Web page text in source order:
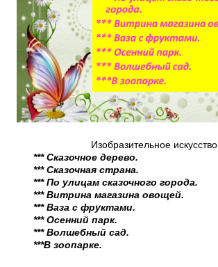
Изобразительное искусство.
*** Сказочное дерево.
*** Сказочная страна.
*** По улицам сказочного города.
*** Витрина магазина овощей.
*** Ваза с фруктами.
*** Осенний парк.
*** Волшебный сад.
***В зоопарке.